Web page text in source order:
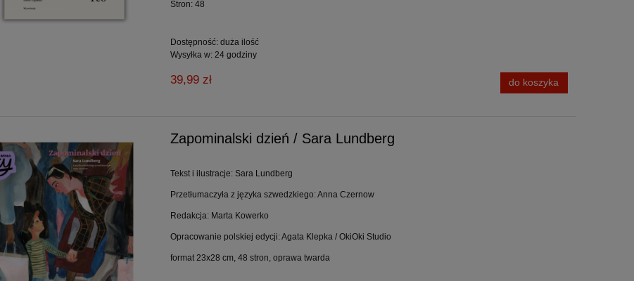
Stron: 48
Dostępność: duża ilość
Wysyłka w: 24 godziny
39,99 zł do koszyka
Zapominalski dzień / Sara Lundberg
Tekst i ilustracje: Sara Lundberg
Przetłumaczyła z języka szwedzkiego: Anna Czernow
Redakcja: Marta Kowerko
Opracowanie polskiej edycji: Agata Klepka / OkiOki Studio
format 23x28 cm, 48 stron, oprawa twarda